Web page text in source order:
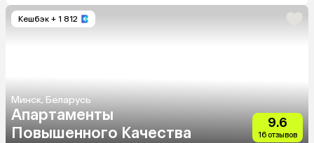
Кешбэк + 1 812
Минск, Беларусь
Апартаменты
Повышенного Качества
9.6
16 отзывов